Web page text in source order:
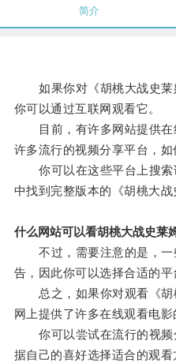
简介
如果你对《胡桃大战史莱
你可以通过互联网观看它。
目前，有许多网站提供在
许多流行的视频分享平台，如
你可以在这些平台上搜索
中找到完整版本的《胡桃大战
什么网站可以看胡桃大战史莱
不过，需要注意的是，一
告，因此你可以选择合适的平
总之，如果你对观看《胡
网上提供了许多在线观看电影
你可以尝试在流行的视频
据自己的喜好选择适合的观看